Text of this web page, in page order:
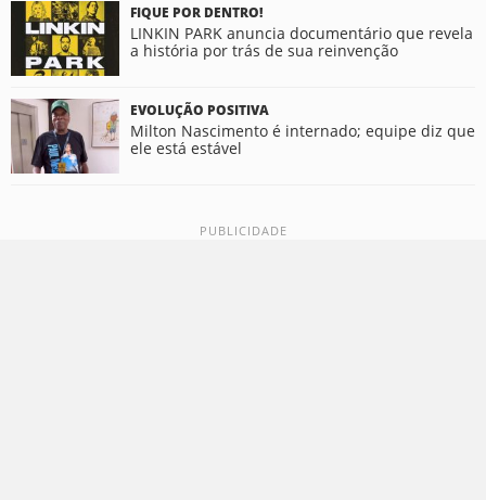
FIQUE POR DENTRO!
LINKIN PARK anuncia documentário que revela
a história por trás de sua reinvenção
EVOLUÇÃO POSITIVA
Milton Nascimento é internado; equipe diz que
ele está estável